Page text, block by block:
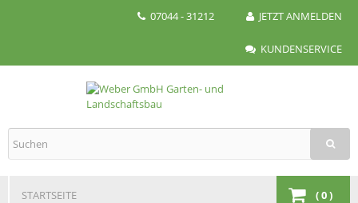
JETZT ANMELDEN
07044 - 31212
KUNDENSERVICE
STARTSEITE (0)